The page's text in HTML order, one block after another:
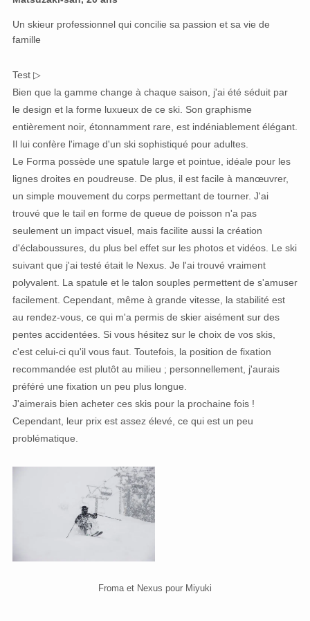
Un skieur professionnel qui concilie sa passion et sa vie de
famille
Test ▷
Bien que la gamme change à chaque saison, j'ai été séduit par
le design et la forme luxueux de ce ski. Son graphisme
entièrement noir, étonnamment rare, est indéniablement élégant.
Il lui confère l'image d'un ski sophistiqué pour adultes.
Le Forma possède une spatule large et pointue, idéale pour les
lignes droites en poudreuse. De plus, il est facile à manœuvrer,
un simple mouvement du corps permettant de tourner. J'ai
trouvé que le tail en forme de queue de poisson n'a pas
seulement un impact visuel, mais facilite aussi la création
d'éclaboussures, du plus bel effet sur les photos et vidéos. Le ski
suivant que j'ai testé était le Nexus. Je l'ai trouvé vraiment
polyvalent. La spatule et le talon souples permettent de s'amuser
facilement. Cependant, même à grande vitesse, la stabilité est
au rendez-vous, ce qui m'a permis de skier aisément sur des
pentes accidentées. Si vous hésitez sur le choix de vos skis,
c'est celui-ci qu'il vous faut. Toutefois, la position de fixation
recommandée est plutôt au milieu ; personnellement, j'aurais
préféré une fixation un peu plus longue.
J'aimerais bien acheter ces skis pour la prochaine fois !
Cependant, leur prix est assez élevé, ce qui est un peu
problématique.
Froma et Nexus pour Miyuki